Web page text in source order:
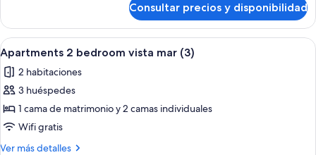
mar
(3)
1
bedroom
vista
mar
(3)
Consultar precios y disponibilidad
Abrir
todas
las
fotos
de
Apartments
2
Habitación de hotel con una cama
9
Apartments 2 bedroom vista mar (3)
2 habitaciones
3 huéspedes
1 cama de matrimonio y 2 camas individuales
Wifi gratis
Ver más detalles
Más